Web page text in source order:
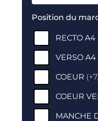
Position du
RECTO A4
VERSO A4
COEUR (
COEUR
MANCHE